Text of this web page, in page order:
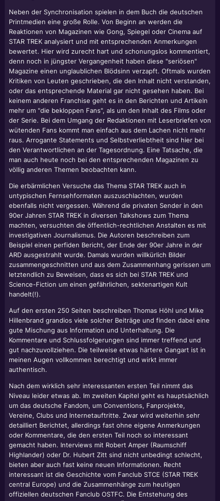
Neben der Synchronisation spielen in dem Buch die deutschen
Printmedien eine große Rolle. Von Beginn an werden die
Reaktionen von Magazinen wie Gong, Spiegel oder Cinema auf
STAR TREK analysiert und mit entsprechenden Anmerkungen
bewertet. Hier wird zurecht hart und schonungslos kommentiert,
denn noch in jüngster Vergangenheit haben diese "seriösen"
Magazine einen unglaublichen Blödsinn verzapft. Oftmals wurden
Kritiken von Leuten geschrieben, die den Inhalt nicht verstanden,
oder das entsprechende Material gar nicht gesehen haben. Bei
keinem anderen Franchise geht es in den Berichten und Artikeln
mehr um "die bekloppen Fans", als um den Inhalt des Films oder
der Serie. Bei dem Umgang der Redaktionen mit Leserbriefen von
wütenden Fans kommt man einfach aus dem Lachen nicht mehr
raus. Arrogante Statements und Selbstverliebtheit sind hier bei
den Verantwortlichen an der Tagesordnung. Eine Tatsache, die
man auch heute noch bei den entsprechenden Magazinen zu
völlig anderen Themen beobachten kann.
Die erbärmlichen Versuche das Thema STAR TREK auch in
untypischen Fernsehformaten auszuschlachten, wurden
ebenfalls nicht vergessen. Während die privaten Sender in den
90er Jahren STAR TREK in diversen Talkshows zum Thema
machten, versuchten die öffentlich-rechtlichen Anstalten es mit
investigativen Journalismus. Die Autoren beschreiben zum
Beispiel einen perfiden Bericht, der Ende der 90er Jahre in der
ARD ausgestrahlt wurde. Damals wurden willkürlich Bilder
zusammengeschnitten und aus dem Zusammenhang gerissen um
letztendlich zu Beweisen, dass es sich bei STAR TREK und
Science-Fiction um einen gefährlichen, sektenartigen Kult
handelt(!).
Auf den ersten 250 Seiten beschreiben Thomas Höhl und Mike
Hillenbrand grandios viele solcher Beiträge und finden dabei eine
gute Mischung aus Information und Unterhaltung. Die
Kommentare und Schlussfolgerungen sind immer treffend und
gut nachzuvollziehen. Die teilweise etwas härtere Gangart ist in
meinen Augen vollkommen berechtigt und wirkt immer
authentisch.
Nach dem wirklich sehr interessanten ersten Teil nimmt das
Niveau leider etwas ab. Im zweiten Kapitel geht es hauptsächlich
um das deutsche Fandom, um Conventions, Fanprojekte,
Vereine, Clubs und Internetauftritte. Zwar wird weiterhin sehr
detailliert Berichtet, allerdings fast ohne eigene Anmerkungen
oder Kommentare, die den ersten Teil noch so interessant
gemacht haben. Interviews mit Robert Amper (Raumschiff
Highlander) oder Dr. Hubert Zitt sind nicht unbedingt schlecht,
bieten aber auch fast keine neuen Informationen. Recht
interessant ist die Geschichte vom Fanclub STCE (STAR TREK
central Europe) und die Zusammenhänge zum heutigen
offiziellen deutschen Fanclub OSTFC. Die Entstehung des